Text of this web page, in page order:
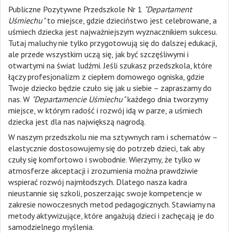
Publiczne Pozytywne Przedszkole Nr 1 "Departament
Uśmiechu"to miejsce, gdzie dzieciństwo jest celebrowane, a
uśmiech dziecka jest najważniejszym wyznacznikiem sukcesu.
Tutaj maluchy nie tylko przygotowują się do dalszej edukacji,
ale przede wszystkim uczą się, jak być szczęśliwymi i
otwartymi na świat ludźmi. Jeśli szukasz przedszkola, które
łączy profesjonalizm z ciepłem domowego ogniska, gdzie
Twoje dziecko będzie czuło się jak u siebie – zapraszamy do
nas. W "Departamencie Uśmiechu"każdego dnia tworzymy
miejsce, w którym radość i rozwój idą w parze, a uśmiech
dziecka jest dla nas największą nagrodą.
W naszym przedszkolu nie ma sztywnych ram i schematów –
elastycznie dostosowujemy się do potrzeb dzieci, tak aby
czuły się komfortowo i swobodnie. Wierzymy, że tylko w
atmosferze akceptacji i zrozumienia można prawdziwie
wspierać rozwój najmłodszych. Dlatego nasza kadra
nieustannie się szkoli, poszerzając swoje kompetencje w
zakresie nowoczesnych metod pedagogicznych. Stawiamy na
metody aktywizujące, które angażują dzieci i zachęcają je do
samodzielnego myślenia.